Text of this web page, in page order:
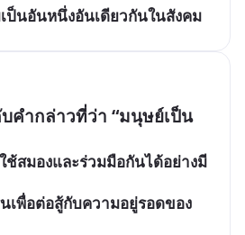
ป็นอันหนึ่งอันเดียวกันในสังคม
คำกล่าวที่ว่า “มนุษย์เป็น
ช้สมองและร่วมมือกันได้อย่างมี
เพื่อต่อสู้กับความอยู่รอดของ